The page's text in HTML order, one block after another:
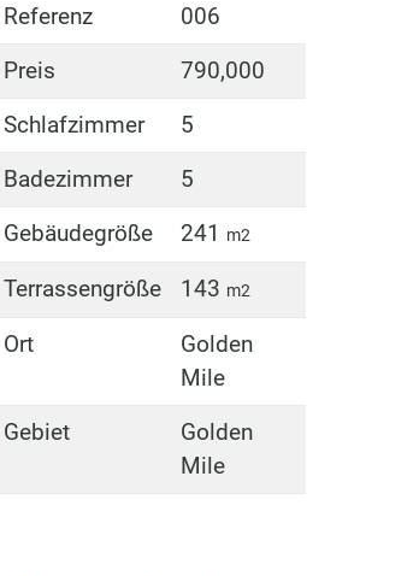
Referenz
006
Preis
790,000
Schlafzimmer
5
Badezimmer
5
Gebäudegröße
241 m2
Terrassengröße 143 m2
Ort
Golden
Mile
Gebiet
Golden
Mile